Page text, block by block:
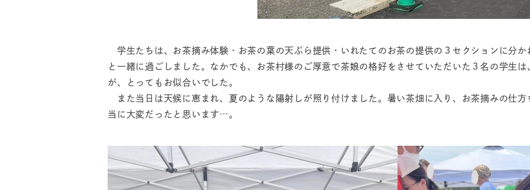
学生たちは、お茶摘み体験・お茶の葉の天ぷら提供・いれたてのお茶の提供の３セクションに分
と一緒に過ごしました。なかでも、お茶村様のご厚意で茶娘の格好をさせていただいた３名の学生
が、とってもお似合いでした。
また当日は天候に恵まれ、夏のような陽射しが照り付けました。暑い茶畑に入り、お茶摘みの仕
当に大変だったと思います…。